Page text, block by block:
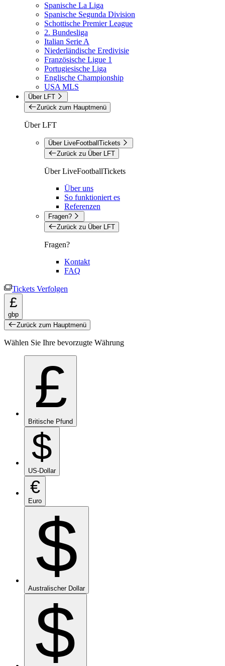
Spanische La Liga
Spanische Segunda Division
Schottische Premier League
2. Bundesliga
Italian Serie A
Niederländische Eredivisie
Französische Ligue 1
Portugiesische Liga
Englische Championship
USA MLS
Über LFT
Zurück zum Hauptmenü
Über LFT
Über LiveFootballTickets
Zurück zu Über LFT
Über LiveFootballTickets
Über uns
So funktioniert es
Referenzen
Fragen?
Zurück zu Über LFT
Fragen?
Kontakt
FAQ
Tickets Verfolgen
£
gbp
Zurück zum Hauptmenü
Wählen Sie Ihre bevorzugte Währung
£
Britische Pfund
$
US-Dollar
€
Euro
$
Australischer Dollar
$